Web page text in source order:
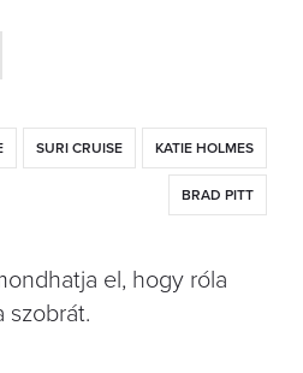
SURI CRUISE KATIE HOLMES
BRAD PITT
el, hogy róla
szobrát.